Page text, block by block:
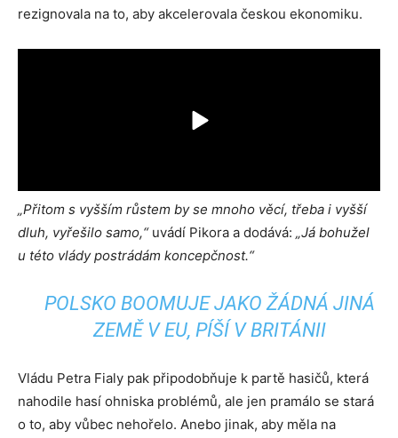
rezignovala na to, aby akcelerovala českou ekonomiku.
„Přitom s vyšším růstem by se mnoho věcí, třeba i vyšší
dluh, vyřešilo samo,“uvádí Pikora a dodává: „Já bohužel
u této vlády postrádám koncepčnost.“
POLSKO BOOMUJE JAKO ŽÁDNÁ JINÁ
ZEMĚ V EU, PÍŠÍ V BRITÁNII
Vládu Petra Fialy pak připodobňuje k partě hasičů, která
nahodile hasí ohniska problémů, ale jen pramálo se stará
o to, aby vůbec nehořelo. Anebo jinak, aby měla na